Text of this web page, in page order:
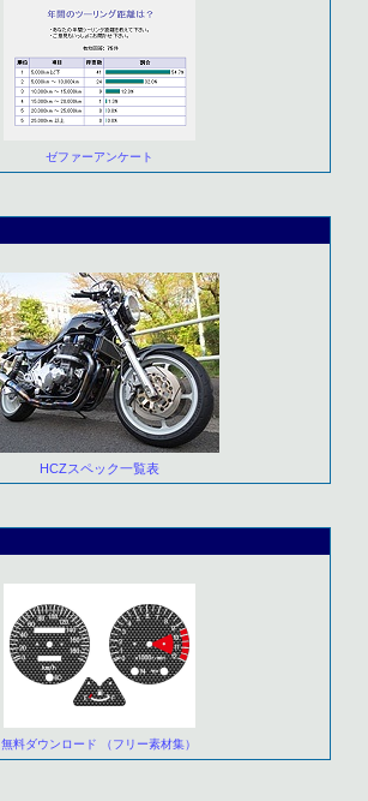
ゼファーアンケート
HCZスペック一覧表
無料ダウンロード （フリー素材集）